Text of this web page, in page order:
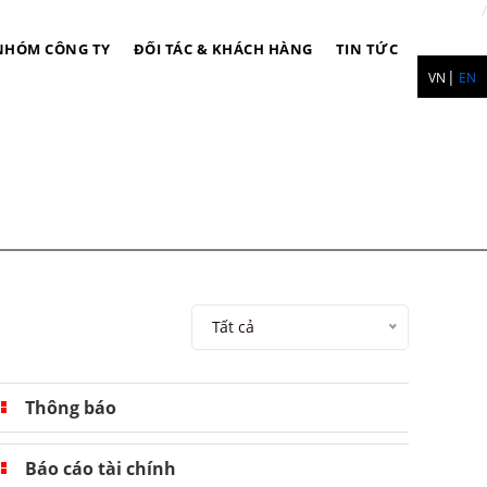
VN EN
CÔNG TY ĐỐI TÁC & KHÁCH HÀNG TIN TỨC
Tất cả
Thông báo
Báo cáo tài chính